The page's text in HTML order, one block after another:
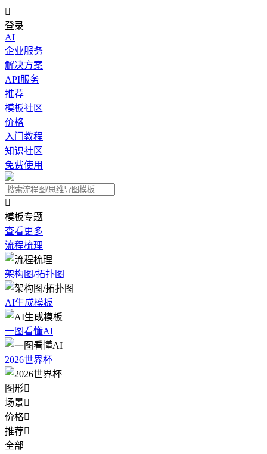

登录
AI
企业服务
解决方案
API服务
推荐
模板社区
价格
入门教程
知识社区
免费使用

模板专题
查看更多
流程梳理
架构图/拓扑图
AI生成模板
一图看懂AI
2026世界杯
图形
场景
价格
推荐
全部